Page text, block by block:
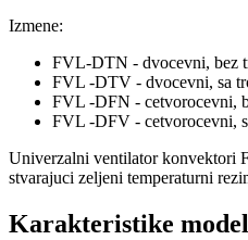
Izmene:
FVL-DTN - dvocevni, bez
FVL -DTV - dvocevni, sa
FVL -DFN - cetvorocevni,
FVL -DFV - cetvorocevni,
Univerzalni ventilator konvektori
stvarajuci zeljeni temperaturni
Karakteristike